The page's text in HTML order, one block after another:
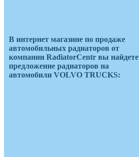
В интернет магазине по продаже
автомобильных радиаторов от
компании RadiatorCentr вы найдете
предложение радиаторов на
автомобили VOLVO TRUCKS: